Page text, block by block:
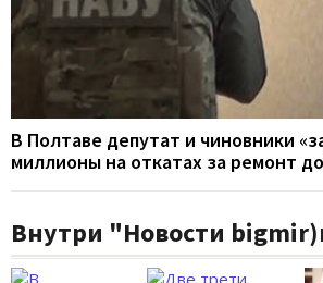
В Полтаве депутат и чиновники
миллионы на откатах за ремонт
Внутри "Новости